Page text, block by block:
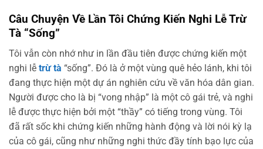
Câu Chuyện Về Lần Tôi Chứng Kiến Nghi Lễ Trừ
Tà “Sống”
Tôi vẫn còn nhớ như in lần đầu tiên được chứng kiến một
nghi lễ trừ tà “sống”. Đó là ở một vùng quê hẻo lánh, khi tôi
đang thực hiện một dự án nghiên cứu về văn hóa dân gian.
Người được cho là bị “vong nhập” là một cô gái trẻ, và nghi
lễ được thực hiện bởi một “thầy” có tiếng trong vùng. Tôi
đã rất sốc khi chứng kiến những hành động và lời nói kỳ lạ
của cô gái, cũng như những nghi thức đầy tính bạo lực của